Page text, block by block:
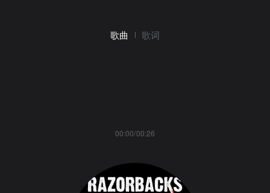
歌曲 歌词
00:00/00:26